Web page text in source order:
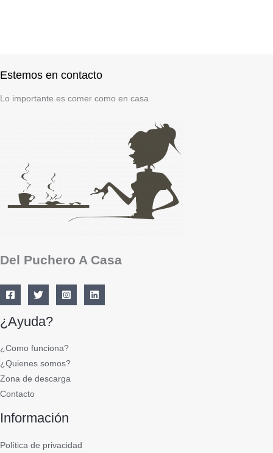
Estemos en contacto
Lo importante es comer como en casa
Del Puchero A Casa
¿Ayuda?
¿Como funciona?
¿Quienes somos?
Zona de descarga
Contacto
Información
Política de privacidad